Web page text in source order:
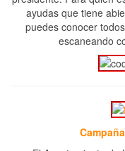
ayudas que tiene
puedes conocer
escaneando